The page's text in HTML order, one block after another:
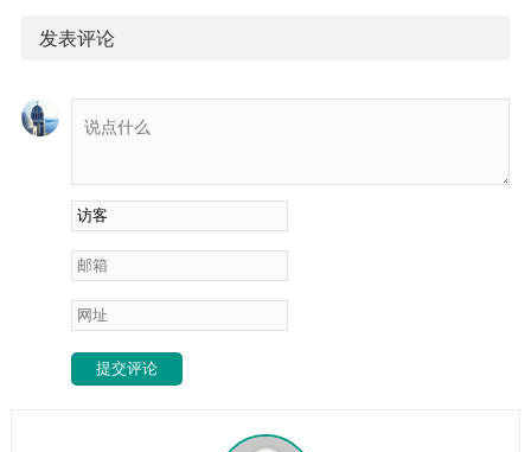
说说，这种渴望背后，到底藏着怎样的玄机与智慧。这不是厌
世，是灵魂的“自我修复”与...
发表评论
提交评论